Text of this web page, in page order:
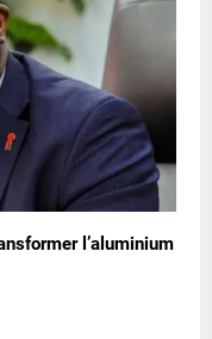
l’aluminium